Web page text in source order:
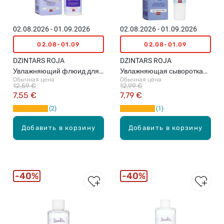
Добавить в корзину
02.08.2026 - 01.09.2026
02.08-01.09
DZINTARS ROJA
Увлажняющий флюид для
лица, 50мл
Обычная цена
7,55 €
12,59 €
2
Добавить в корзину
02.08.2026 - 01.09.2026
02.08-01.09
DZINTARS ROJA
Увлажняющая сыворотка
для кожи вокруг глаз, 15мл
Обычная цена
7,79 €
12,99 €
1
40% 40%